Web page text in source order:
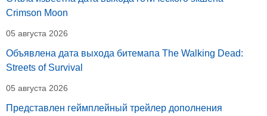
Crimson Moon
05 августа 2026
Объявлена дата выхода битемапа The Walking Dead:
Streets of Survival
05 августа 2026
Представлен геймплейный трейлер дополнения